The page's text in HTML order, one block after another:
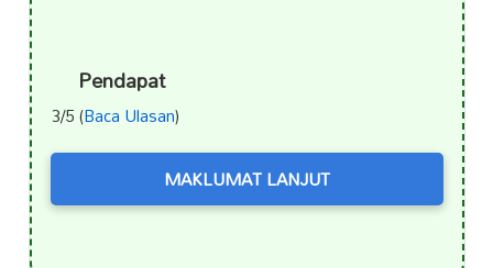
Pendapat
3/5 (Baca Ulasan)
MAKLUMAT LANJUT